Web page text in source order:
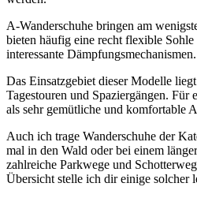
A-Wanderschuhe bringen am
bieten häufig eine recht flexible
interessante Dämpfungsmechanismen.
Das Einsatzgebiet dieser Modelle
Tagestouren und Spaziergängen. Für
als sehr gemütliche und komfortable
Auch ich trage Wanderschuhe der
mal in den Wald oder bei einem
zahlreiche Parkwege und
Übersicht stelle ich dir einige solcher